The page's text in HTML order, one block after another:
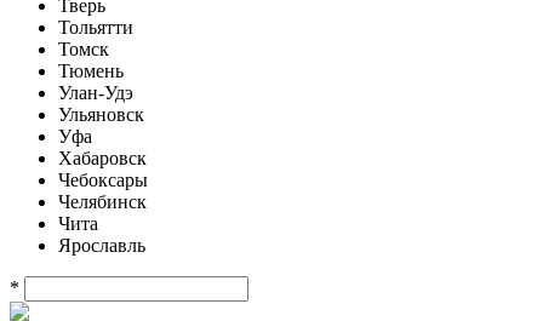
Тверь
Тольятти
Томск
Тюмень
Улан-Удэ
Ульяновск
Уфа
Хабаровск
Чебоксары
Челябинск
Чита
Ярославль
*